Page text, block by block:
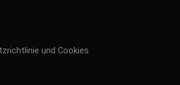
und Cookies